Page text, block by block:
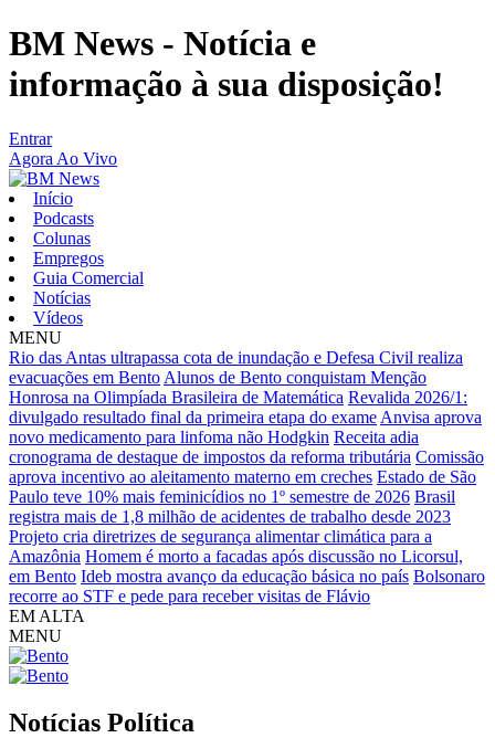
BM News - Notícia e
informação à sua disposição!
Entrar
Agora Ao Vivo
Início
Podcasts
Colunas
Empregos
Guia Comercial
Notícias
Vídeos
MENU
Rio das Antas ultrapassa cota de inundação e Defesa Civil realiza
evacuações em Bento Alunos de Bento conquistam Menção
Honrosa na Olimpíada Brasileira de Matemática Revalida 2026/1:
divulgado resultado final da primeira etapa do exame Anvisa aprova
novo medicamento para linfoma não Hodgkin Receita adia
cronograma de destaque de impostos da reforma tributária Comissão
aprova incentivo ao aleitamento materno em creches Estado de São
Paulo teve 10% mais feminicídios no 1º semestre de 2026 Brasil
registra mais de 1,8 milhão de acidentes de trabalho desde 2023
Projeto cria diretrizes de segurança alimentar climática para a
Amazônia Homem é morto a facadas após discussão no Licorsul,
em Bento Ideb mostra avanço da educação básica no país Bolsonaro
recorre ao STF e pede para receber visitas de Flávio
EM ALTA
MENU
Notícias Política